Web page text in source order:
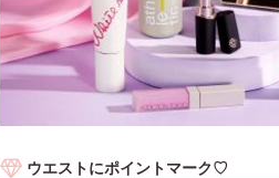
ウエストにポイントマーク♡